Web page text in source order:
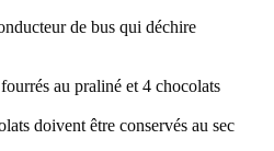
de bus qui déchire
au praliné et 4 chocolats
doivent être conservés au sec